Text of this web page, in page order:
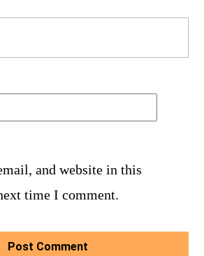
and website in this
time I comment.